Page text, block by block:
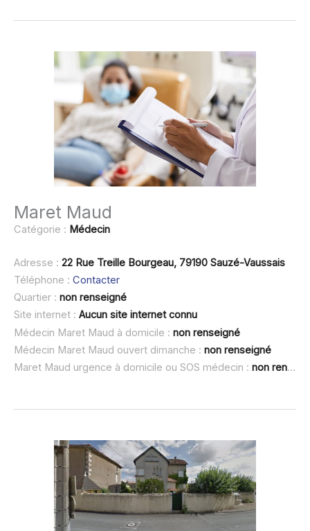
Maret Maud
Catégorie : Médecin
Adresse : 22 Rue Treille Bourgeau, 79190 Sauzé-Vaussais
Téléphone : Contacter
Quartier : non renseigné
Site internet : Aucun site internet connu
Médecin Maret Maud à domicile : non renseigné
Médecin Maret Maud ouvert dimanche : non renseigné
Maret Maud urgence à domicile ou SOS médecin : non renseigné